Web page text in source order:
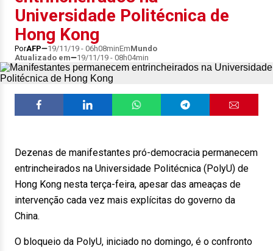
Universidade Politécnica de
Hong Kong
PorAFP 19/11/19 - 06h08minEmMundo
Atualizado em
19/11/19 - 08h04min
Dezenas de manifestantes pró-democracia permanecem
entrincheirados na Universidade Politécnica (PolyU) de
Hong Kong nesta terça-feira, apesar das ameaças de
intervenção cada vez mais explícitas do governo da
China.
O bloqueio da PolyU, iniciado no domingo, é o confronto